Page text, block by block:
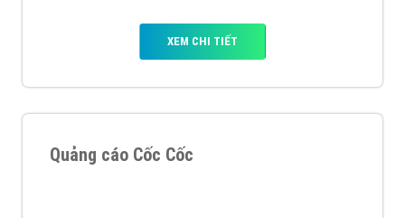
XEM CHI TIẾT
Quảng cáo Cốc Cốc